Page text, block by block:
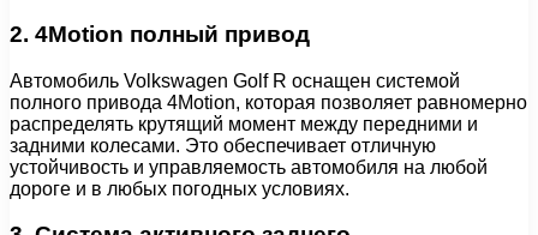
2. 4Motion полный привод
Автомобиль Volkswagen Golf R оснащен системой
полного привода 4Motion, которая позволяет равномерно
распределять крутящий момент между передними и
задними колесами. Это обеспечивает отличную
устойчивость и управляемость автомобиля на любой
дороге и в любых погодных условиях.